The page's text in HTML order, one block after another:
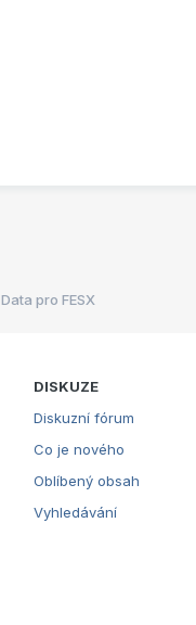
Data pro FESX
DISKUZE
Diskuzní fórum
Co je nového
Oblíbený obsah
Vyhledávání